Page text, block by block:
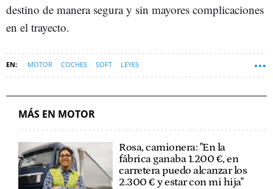
destino de manera segura y sin mayores complicaciones
en el trayecto.
MOTOR COCHES SOFT LEYES
MÁS EN MOTOR
Rosa, camionera: "En la
fábrica ganaba 1.200 €, en
carretera puedo alcanzar los
2.300 € y estar con mi hija"